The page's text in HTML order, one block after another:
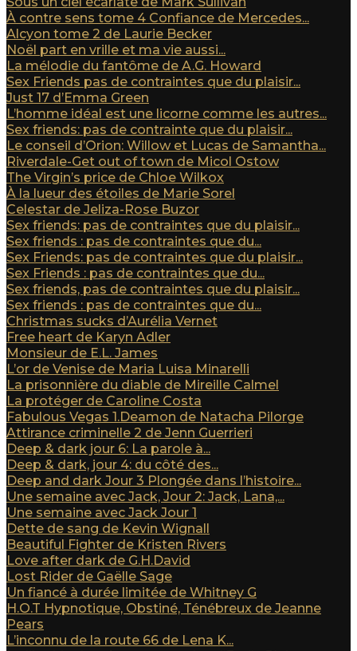
À contre sens tome 4 Confiance de Mercedes...
Alcyon tome 2 de Laurie Becker
Noël part en vrille et ma vie aussi...
La mélodie du fantôme de A.G. Howard
Sex Friends pas de contraintes que du plaisir...
Just 17 d’Emma Green
L’homme idéal est une licorne comme les autres...
Sex friends: pas de contrainte que du plaisir...
Le conseil d’Orion: Willow et Lucas de Samantha...
Riverdale-Get out of town de Micol Ostow
The Virgin’s price de Chloe Wilkox
À la lueur des étoiles de Marie Sorel
Celestar de Jeliza-Rose Buzor
Sex friends: pas de contraintes que du plaisir...
Sex friends : pas de contraintes que du...
Sex Friends: pas de contraintes que du plaisir...
Sex Friends : pas de contraintes que du...
Sex friends, pas de contraintes que du plaisir...
Sex friends : pas de contraintes que du...
Christmas sucks d’Aurélia Vernet
Free heart de Karyn Adler
Monsieur de E.L. James
L’or de Venise de Maria Luisa Minarelli
La prisonnière du diable de Mireille Calmel
La protéger de Caroline Costa
Fabulous Vegas 1.Deamon de Natacha Pilorge
Attirance criminelle 2 de Jenn Guerrieri
Deep & dark jour 6: La parole à...
Deep & dark, jour 4: du côté des...
Deep and dark Jour 3 Plongée dans l’histoire...
Une semaine avec Jack, Jour 2: Jack, Lana,...
Une semaine avec Jack Jour 1
Dette de sang de Kevin Wignall
Beautiful Fighter de Kristen Rivers
Love after dark de G.H.David
Lost Rider de Gaëlle Sage
Un fiancé à durée limitée de Whitney G
H.O.T Hypnotique, Obstiné, Ténébreux de Jeanne
Pears
L’inconnu de la route 66 de Lena K...